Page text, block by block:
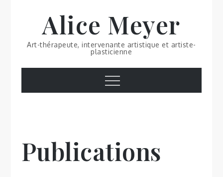
Alice Meyer
Art-thérapeute, intervenante artistique et artiste-
plasticienne
Menu
Publications